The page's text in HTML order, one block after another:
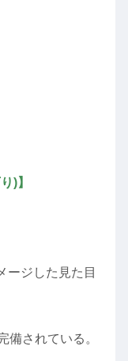
)】
ージした見た目
備されている。